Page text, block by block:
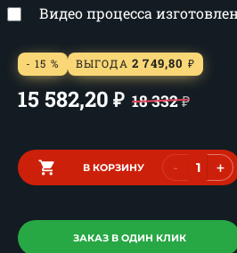
Видео процесса
- 15 % ВЫГОДА 2 749,80 ₽
15 582,20 ₽ 18 332₽
В КОРЗИНУ - +
ЗАКАЗ В ОДИН КЛИК